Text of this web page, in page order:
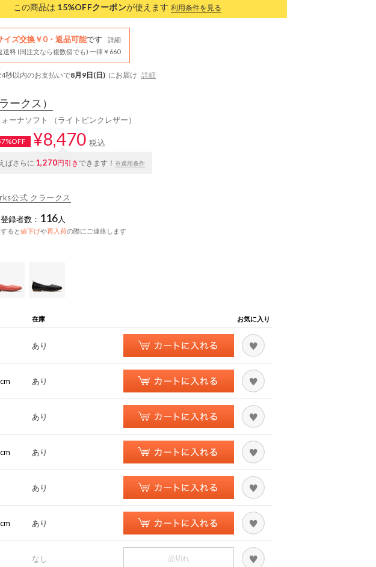
この商品は 15%OFFクーポンが使えます 利用条件を見る
イズ交換￥0・返品可能です
詳細
送料 (同注文なら複数個でも) 一律￥660
秒以内のお支払いで8月9日(日) にお届け 詳細
ークス）
ーナソフト （ライトピンクレザー）
¥8,470 税込
ばさらに 1,270円引きできます！ ※適用条件
公式 クラークス
録者数： 116人
ると値下げや再入荷の際にご連絡します
在庫 お気に入り
あり
あり
あり
あり
あり
あり
なし 品切れ